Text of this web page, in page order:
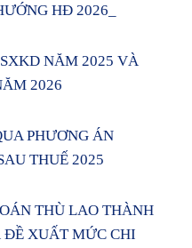
HĐ 2026_
NĂM 2025 VÀ
2026
PHƯƠNG ÁN
THUẾ 2025
THÙ LAO THÀNH
ĐỀ XUẤT MỨC CHI